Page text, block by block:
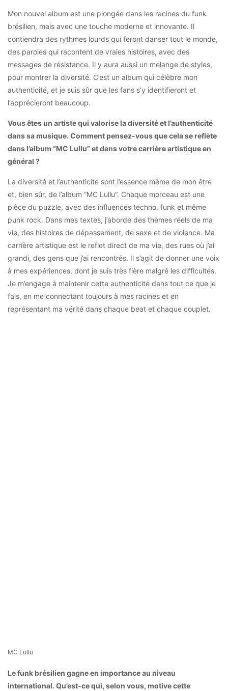
Mon nouvel album est une plongée dans les racines du funk
brésilien, mais avec une touche moderne et innovante. Il
contiendra des rythmes lourds qui feront danser tout le monde,
des paroles qui racontent de vraies histoires, avec des
messages de résistance. Il y aura aussi un mélange de styles,
pour montrer la diversité. C’est un album qui célèbre mon
authenticité, et je suis sûr que les fans s’y identifieront et
l’apprécieront beaucoup.
Vous êtes un artiste qui valorise la diversité et l’authenticité
dans sa musique. Comment pensez-vous que cela se reflète
dans l’album “MC Lullu” et dans votre carrière artistique en
général ?
La diversité et l’authenticité sont l’essence même de mon être
et, bien sûr, de l’album “MC Lullu”. Chaque morceau est une
pièce du puzzle, avec des influences techno, funk et même
punk rock. Dans mes textes, j’aborde des thèmes réels de ma
vie, des histoires de dépassement, de sexe et de violence. Ma
carrière artistique est le reflet direct de ma vie, des rues où j’ai
grandi, des gens que j’ai rencontrés. Il s’agit de donner une voix
à mes expériences, dont je suis très fière malgré les difficultés.
Je m’engage à maintenir cette authenticité dans tout ce que je
fais, en me connectant toujours à mes racines et en
représentant ma vérité dans chaque beat et chaque couplet.
MC Lullu
Le funk brésilien gagne en importance au niveau
international. Qu’est-ce qui, selon vous, motive cette